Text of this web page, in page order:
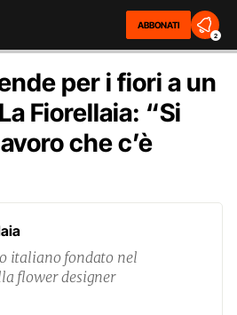
ABBONATI
2
per i fiori a un
Fiorellaia: “Si
che c’è
italiano fondato nel
flower designer